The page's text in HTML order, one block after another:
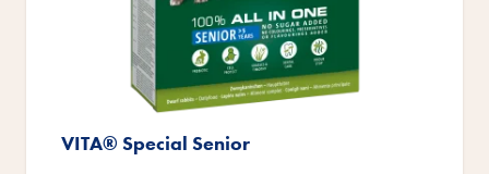
VITA® Special Senior